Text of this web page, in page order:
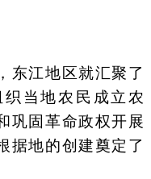
江地区就汇聚了
当地农民成立农
巩固革命政权开展
据地的创建奠定了